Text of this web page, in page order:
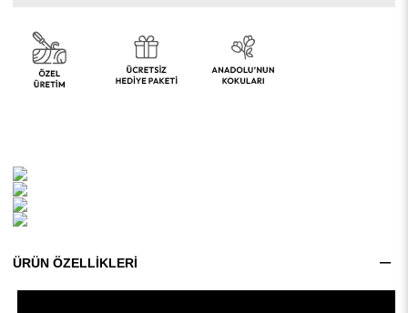
ÜRÜN ÖZELLIKLERI